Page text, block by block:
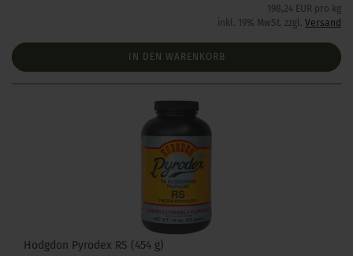
198,24 EUR pro kg
inkl. 19% MwSt. zzgl. Versand
IN DEN WARENKORB
Hodgdon Pyrodex RS (454 g)